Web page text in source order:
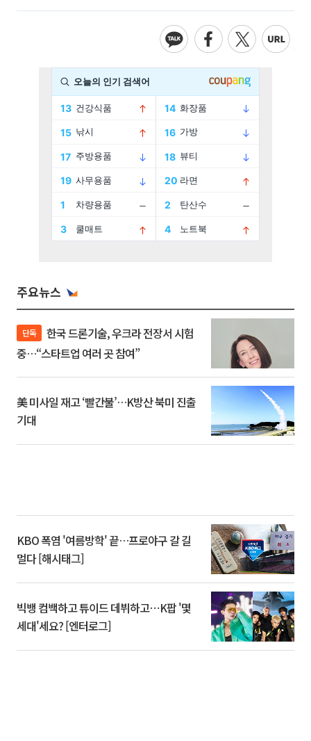
주요뉴스
단독
중…“스타트업 여러 곳 참여”
美 미사일 재고 ‘빨간불’…K방산 북미 진출
기대
KBO 폭염 '여름방학' 끝…프로야구 갈 길
멀다 [해시태그]
빅뱅 컴백하고 튜이드 데뷔하고⋯K팝 '몇
세대'세요? [엔터로그]